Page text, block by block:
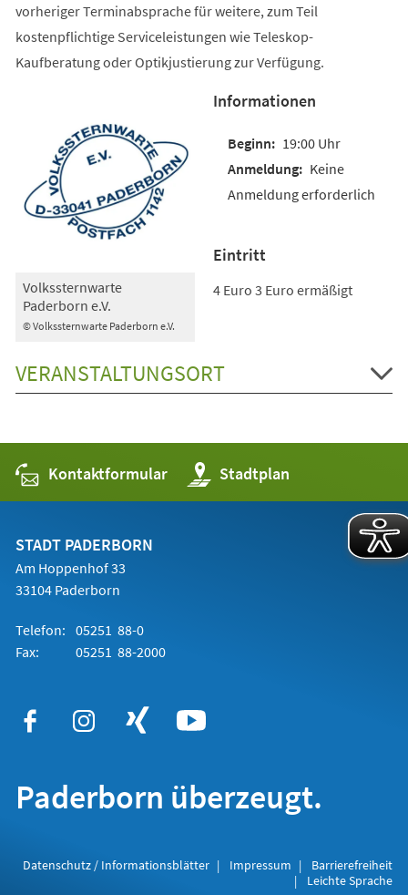
vorheriger Terminabsprache für weitere, zum Teil
kostenpflichtige Serviceleistungen wie Teleskop-
Kaufberatung oder Optikjustierung zur Verfügung.
© Volkssternwarte Paderborn e.V.
Volkssternwarte
Paderborn e.V.
Informationen
19:00 Uhr
Keine
Anmeldung erforderlich
Eintritt
4 Euro 3 Euro ermäßigt
VERANSTALTUNGSORT
Kontaktformular Stadtplan
(Öffnet
in
einem
STADT PADERBORN
Am Hoppenhof 33
33104 Paderborn
Telefon: 05251 88-0
Fax:
05251 88-2000
Paderborn überzeugt.
Datenschutz / Informationsblätter Impressum
Barrierefreiheit
Leichte Sprache